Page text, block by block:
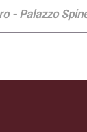
- Palazzo